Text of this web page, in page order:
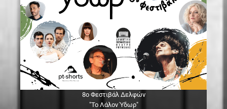
8ο Φεστιβάλ Δελφών
"Το Λάλον Ύδωρ"